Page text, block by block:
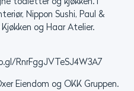
toaletter og kjøkken. I
Nippon Sushi, Paul &
og Haar Atelier.
RnrFggJVTeSJ4W3A7
Eiendom og OKK Gruppen.